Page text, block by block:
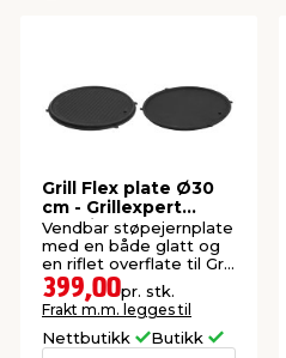
Grill Flex plate Ø30
cm - Grillexpert
Premium
Vendbar støpejernplate
med en både glatt og
en riflet overflate til Grill
Flex System.
399,00pr. stk.
Frakt m.m. legges til
Nettbutikk Butikk